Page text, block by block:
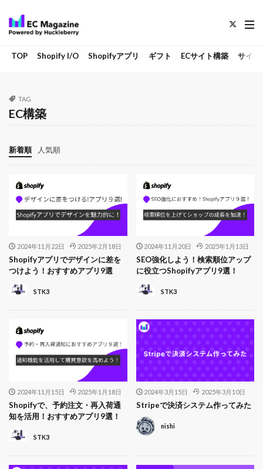
TOP Shopify I/O Shopifyアプリ ギフト ECサイト構築 サイト
TAG
EC構築
新着順 人気順
2024年11月22日 2025年2月18日
Shopifyアプリでデザインに差を
つけよう！おすすめアプリ9選
STK3
2024年11月20日 2025年1月13日
SEO強化しよう！検索順位アップ
に役立つShopifyアプリ9選！
STK3
2024年11月15日 2025年1月18日
Shopifyで、予約注文・再入荷通
知を活用！おすすめアプリ9選！
STK3
2024年3月15日 2025年3月10日
Stripeで決済システム作ってみた
nishi